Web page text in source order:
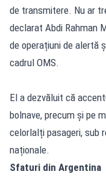
de transmitere. Nu ar
declarat Abdi Rahman
de operațiuni de alertă
cadrul OMS.
El a dezvăluit că
bolnave, precum și pe
celorlalți pasageri, sub
naționale.
Sfaturi din Argentina